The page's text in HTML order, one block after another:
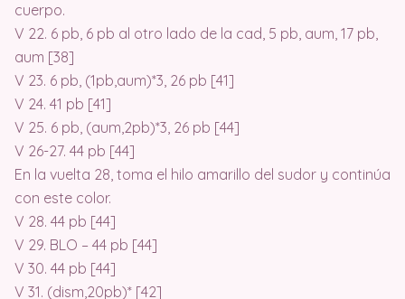
cuerpo.
V 22. 6 pb, 6 pb al otro lado de la cad, 5 pb, aum, 17 pb,
aum [38]
V 23. 6 pb, (1pb,aum)*3, 26 pb [41]
V 24. 41 pb [41]
V 25. 6 pb, (aum,2pb)*3, 26 pb [44]
V 26-27. 44 pb [44]
En la vuelta 28, toma el hilo amarillo del sudor y continúa
con este color.
V 28. 44 pb [44]
V 29. BLO – 44 pb [44]
V 30. 44 pb [44]
V 31. (dism,20pb)* [42]